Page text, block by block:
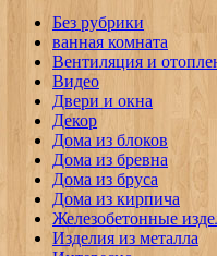
Без рубрики
ванная комната
Вентиляция и
Видео
Двери и окна
Декор
Дома из блоков
Дома из бревна
Дома из бруса
Дома из кирпича
Железобетонные
Изделия из металла